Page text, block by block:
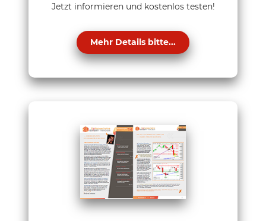
Jetzt informieren und kostenlos testen!
Mehr Details bitte...